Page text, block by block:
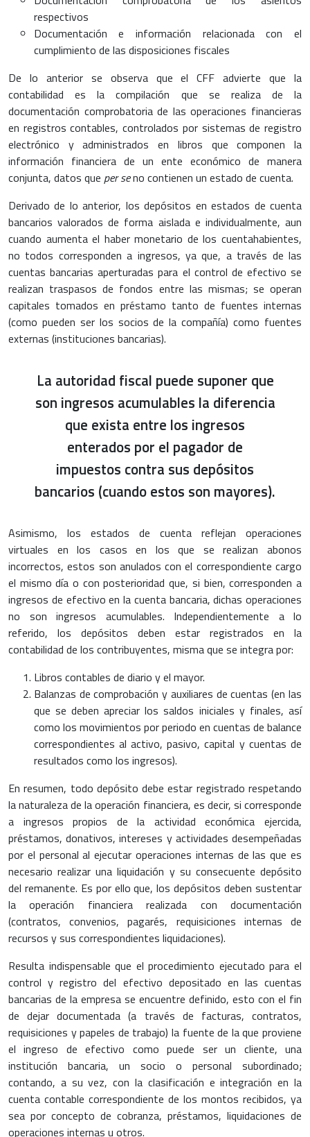
respectivos
Documentación e información relacionada con el
cumplimiento de las disposiciones fiscales
De lo anterior se observa que el CFF advierte que la
contabilidad es la compilación que se realiza de la
documentación comprobatoria de las operaciones financieras
en registros contables, controlados por sistemas de registro
electrónico y administrados en libros que componen la
información financiera de un ente económico de manera
conjunta, datos que per seno contienen un estado de cuenta.
Derivado de lo anterior, los depósitos en estados de cuenta
bancarios valorados de forma aislada e individualmente, aun
cuando aumenta el haber monetario de los cuentahabientes,
no todos corresponden a ingresos, ya que, a través de las
cuentas bancarias aperturadas para el control de efectivo se
realizan traspasos de fondos entre las mismas; se operan
capitales tomados en préstamo tanto de fuentes internas
(como pueden ser los socios de la compañía) como fuentes
externas (instituciones bancarias).
La autoridad fiscal puede suponer que
son ingresos acumulables la diferencia
que exista entre los ingresos
enterados por el pagador de
impuestos contra sus depósitos
bancarios (cuando estos son mayores).
Asimismo, los estados de cuenta reflejan operaciones
virtuales en los casos en los que se realizan abonos
incorrectos, estos son anulados con el correspondiente cargo
el mismo día o con posterioridad que, si bien, corresponden a
ingresos de efectivo en la cuenta bancaria, dichas operaciones
no son ingresos acumulables. Independientemente a lo
referido, los depósitos deben estar registrados en la
contabilidad de los contribuyentes, misma que se integra por:
Libros contables de diario y el mayor.
Balanzas de comprobación y auxiliares de cuentas (en las
que se deben apreciar los saldos iniciales y finales, así
como los movimientos por periodo en cuentas de balance
correspondientes al activo, pasivo, capital y cuentas de
resultados como los ingresos).
En resumen, todo depósito debe estar registrado respetando
la naturaleza de la operación financiera, es decir, si corresponde
a ingresos propios de la actividad económica ejercida,
préstamos, donativos, intereses y actividades desempeñadas
por el personal al ejecutar operaciones internas de las que es
necesario realizar una liquidación y su consecuente depósito
del remanente. Es por ello que, los depósitos deben sustentar
la operación financiera realizada con documentación
(contratos, convenios, pagarés, requisiciones internas de
recursos y sus correspondientes liquidaciones).
Resulta indispensable que el procedimiento ejecutado para el
control y registro del efectivo depositado en las cuentas
bancarias de la empresa se encuentre definido, esto con el fin
de dejar documentada (a través de facturas, contratos,
requisiciones y papeles de trabajo) la fuente de la que proviene
el ingreso de efectivo como puede ser un cliente, una
institución bancaria, un socio o personal subordinado;
contando, a su vez, con la clasificación e integración en la
cuenta contable correspondiente de los montos recibidos, ya
sea por concepto de cobranza, préstamos, liquidaciones de
operaciones internas u otros.